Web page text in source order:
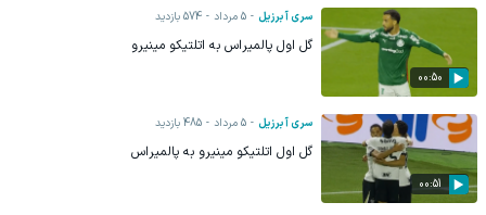
00:50
سری آ برزیل 5 مرداد 574بازدید
گل اول پالمیراس به اتلتیکو مینیرو
00:51
سری آ برزیل 5 مرداد 485بازدید
گل اول اتلتیکو مینیرو به پالمیراس